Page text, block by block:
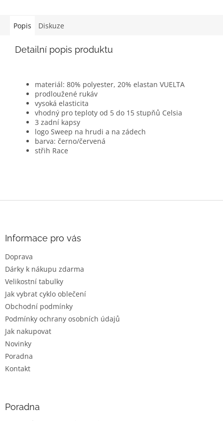
Popis Diskuze
Detailní popis produktu
materiál: 80% polyester, 20% elastan VUELTA
prodloužené rukáv
vysoká elasticita
vhodný pro teploty od 5 do 15 stupňů Celsia
3 zadní kapsy
logo Sweep na hrudi a na zádech
barva: černo/červená
střih Race
Informace pro vás
Doprava
Dárky k nákupu zdarma
Velikostní tabulky
Jak vybrat cyklo oblečení
Obchodní podmínky
Podmínky ochrany osobních údajů
Jak nakupovat
Novinky
Poradna
Kontakt
Poradna